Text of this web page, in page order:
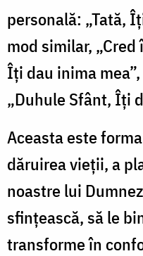
personală: „Tată,
mod similar,
Îți dau inima
„Duhule Sfânt, Îți
Aceasta este
dăruirea vieții, a
noastre lui
sfințească, să le
transforme în